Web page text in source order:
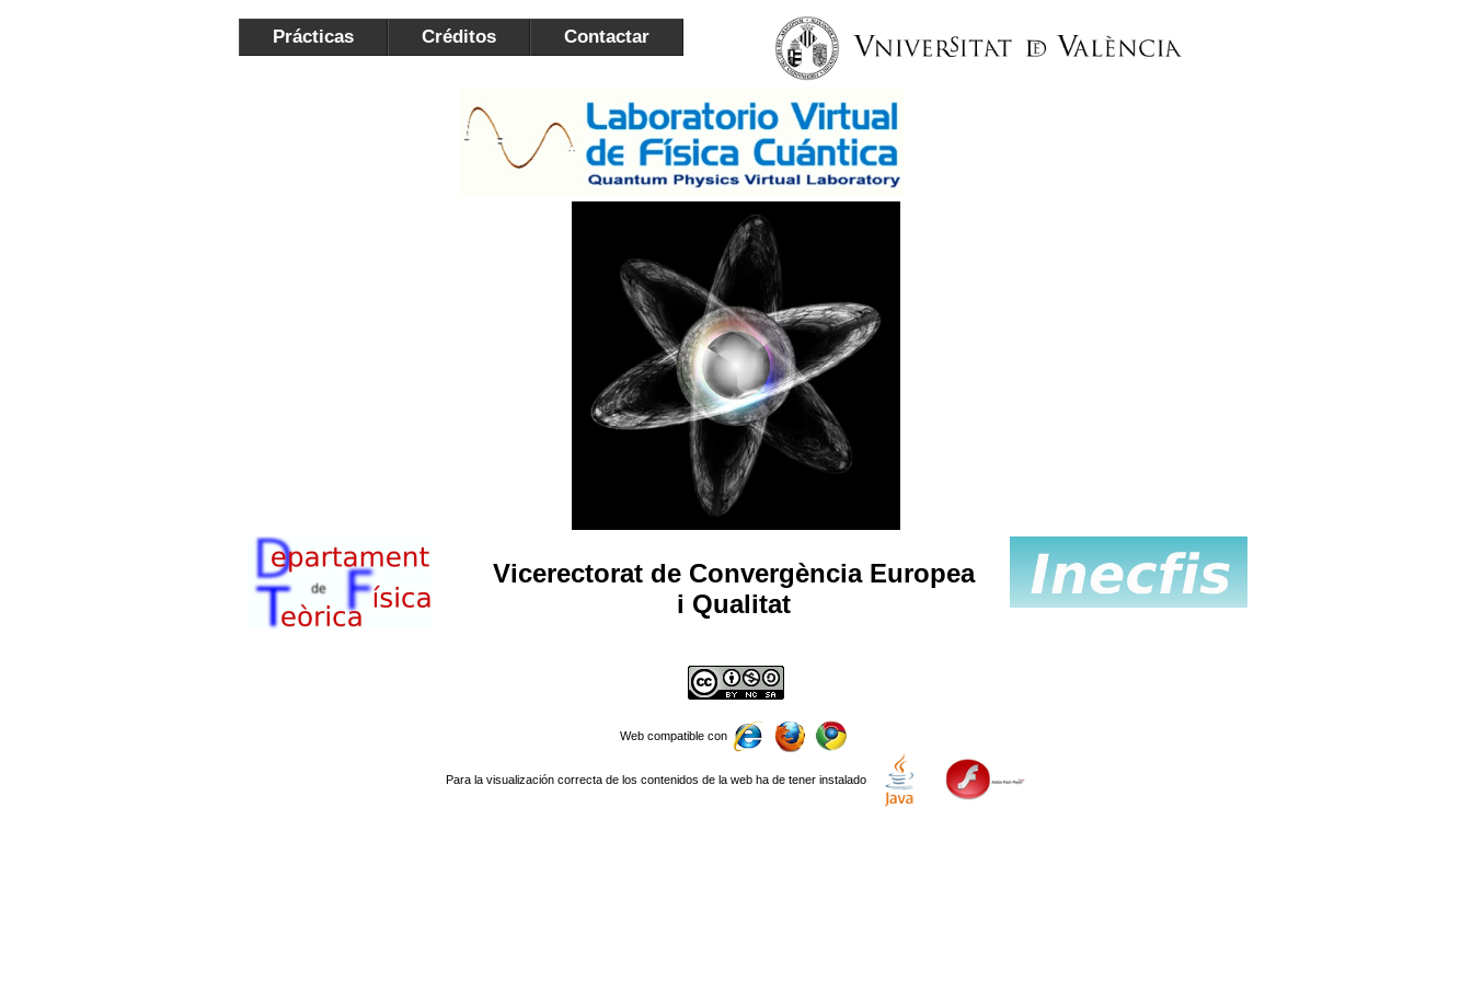
Prácticas Créditos Contactar
Vicerectorat de Convergència Europea
i Qualitat
Web compatible con
Para la visualización correcta de los contenidos de la web ha de tener instalado